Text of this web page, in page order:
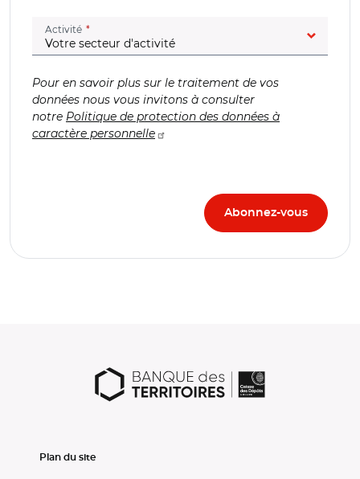
Activité (champ obligatoire)
Pour en savoir plus sur le traitement de vos
données nous vous invitons à consulter
notre Politique de protection des données à
caractère personnelle
Plan du site